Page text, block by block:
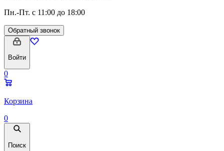
Пн.-Пт. с 11:00 до 18:00
Обратный звонок
Войти
0
Корзина
0
Поиск